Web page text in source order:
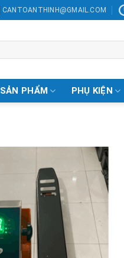
CANTOANTHINH@GMAIL.COM
SẢN PHẨM PHỤ KIỆN
Add to
Wishlist